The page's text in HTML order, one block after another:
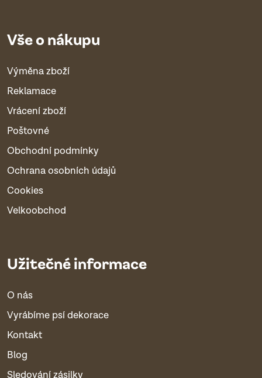
Vše o nákupu
Výměna zboží
Reklamace
Vrácení zboží
Poštovné
Obchodní podmínky
Ochrana osobních údajů
Cookies
Velkoobchod
Užitečné informace
O nás
Vyrábíme psí dekorace
Kontakt
Blog
Sledování zásilky